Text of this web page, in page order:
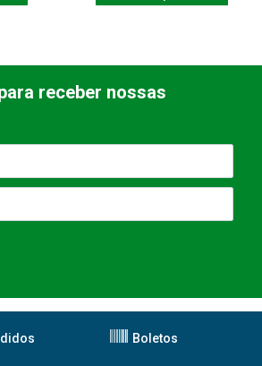
receber nossas
Boletos